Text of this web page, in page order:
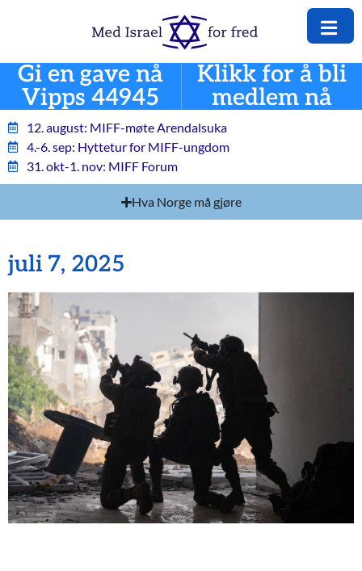
Gi en gave nå
Vipps 44945
Klikk for å bli
medlem nå
12. august: MIFF-møte Arendalsuka
4.-6. sep: Hyttetur for MIFF-ungdom
31. okt-1. nov: MIFF Forum
Hva Norge må gjøre
juli 7, 2025